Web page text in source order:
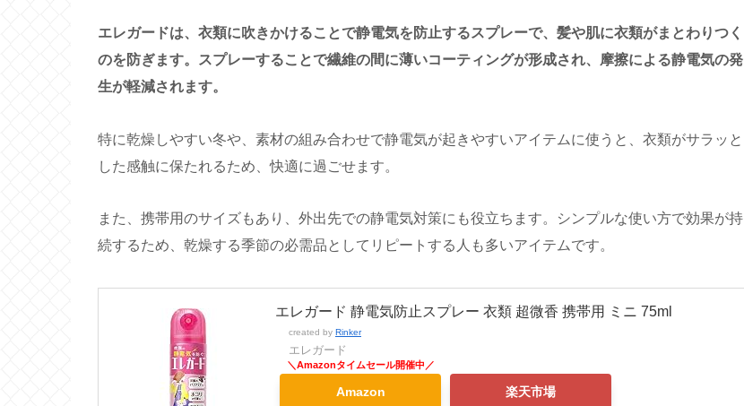
エレガードは、衣類に吹きかけることで静電気を防止するスプレーで、髪や肌に衣類がまとわりつく
のを防ぎます。スプレーすることで繊維の間に薄いコーティングが形成され、摩擦による静電気の発
生が軽減されます。
特に乾燥しやすい冬や、素材の組み合わせで静電気が起きやすいアイテムに使うと、衣類がサラッと
した感触に保たれるため、快適に過ごせます。
また、携帯用のサイズもあり、外出先での静電気対策にも役立ちます。シンプルな使い方で効果が持
続するため、乾燥する季節の必需品としてリピートする人も多いアイテムです。
エレガード 静電気防止スプレー 衣類 超微香 携帯用 ミニ 75ml
created by Rinker
エレガード
Amazon 楽天市場